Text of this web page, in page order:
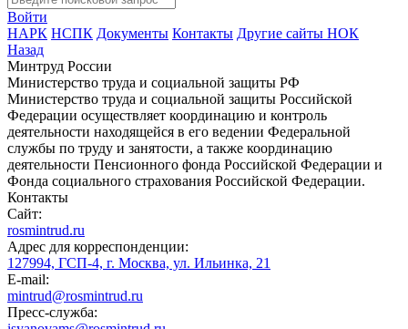
Войти
НАРК НСПК Документы Контакты Другие сайты НОК
Назад
Минтруд России
Министерство труда и социальной защиты РФ
Министерство труда и социальной защиты Российской
Федерации осуществляет координацию и контроль
деятельности находящейся в его ведении Федеральной
службы по труду и занятости, а также координацию
деятельности Пенсионного фонда Российской Федерации и
Фонда социального страхования Российской Федерации.
Контакты
Сайт:
rosmintrud.ru
Адрес для корреспонденции:
127994, ГСП-4, г. Москва, ул. Ильинка, 21
E-mail:
mintrud@rosmintrud.ru
Пресс-служба: